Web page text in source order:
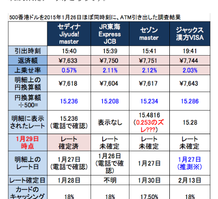
た
ック
スカ
ード
のキ
ャッ
シン
グ金
利は
特殊
8
ジャ
ック
スカ
ード
の活
用方
法